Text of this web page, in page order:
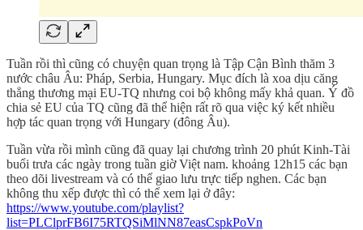
Tuần rồi thì cũng có chuyện quan trọng là Tập Cận Bình thăm 3
nước châu Âu: Pháp, Serbia, Hungary. Mục đích là xoa dịu căng
thẳng thương mại EU-TQ nhưng coi bộ không mấy khả quan. Ý đồ
chia sẻ EU của TQ cũng đã thể hiện rất rõ qua việc ký kết nhiều
hợp tác quan trọng với Hungary (đông Âu).
Tuần vừa rồi mình cũng đã quay lại chương trình 20 phút Kinh-Tài
buổi trưa các ngày trong tuần giờ Việt nam. khoảng 12h15 các bạn
theo dõi livestream và có thể giao lưu trực tiếp nghen. Các bạn
không thu xếp được thì có thể xem lại ở đây:
https://www.youtube.com/playlist?
list=PLClprFB6I75RTQSiMlNN87easCspkPoVn